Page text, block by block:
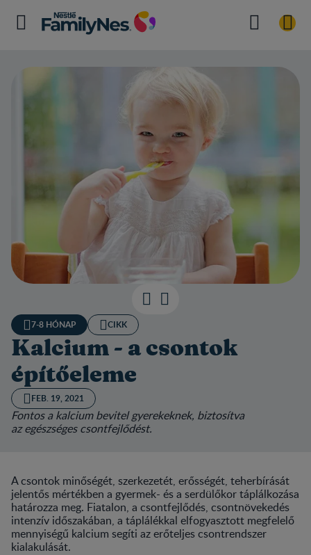
7-8 HÓNAP CIKK
Kalcium - a csontok
építőeleme
FEB. 19, 2021
Fontos a kalcium bevitel gyerekeknek, biztosítva
az egészséges csontfejlődést.
A csontok minőségét, szerkezetét, erősségét, teherbírását
jelentős mértékben a gyermek- és a serdülőkor táplálkozása
határozza meg. Fiatalon, a csontfejlődés, csontnövekedés
intenzív időszakában, a táplálékkal elfogyasztott megfelelő
mennyiségű kalcium segíti az erőteljes csontrendszer
kialakulását.